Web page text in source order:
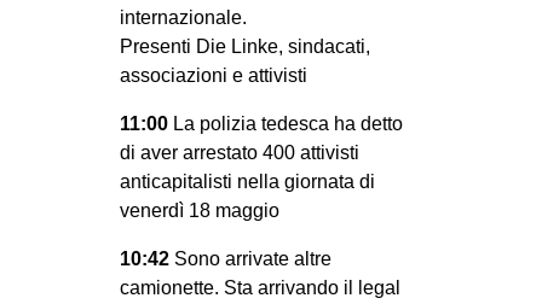
internazionale.
Presenti Die Linke, sindacati,
associazioni e attivisti
11:00 La polizia tedesca ha detto
di aver arrestato 400 attivisti
anticapitalisti nella giornata di
venerdì 18 maggio
10:42 Sono arrivate altre
camionette. Sta arrivando il legal